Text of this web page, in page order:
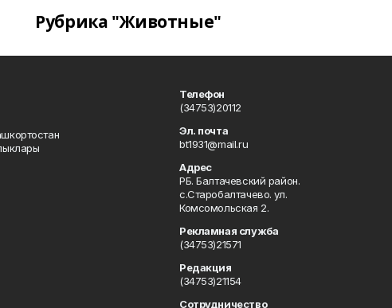
Рубрика "Животные"
Телефон
(34753)20112
Эл. почта
bt1931@mail.ru
Адрес
РБ. Балтачевский район.
с.Старобалтачево. ул.
Комсомольская 2.
Рекламная служба
(34753)21571
Редакция
(34753)21154
Сотрудничество